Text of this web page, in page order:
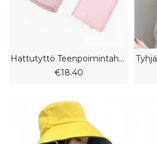
Hattutyttö Teenpoimintahattu Pyöräilyaurinkohattu Kasvonaamio Anti-Ultravioletti
€18.40